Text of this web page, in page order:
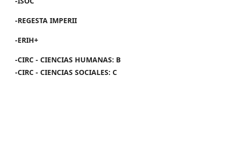
-REGESTA IMPERII
-ERIH+
-CIRC - CIENCIAS HUMANAS: B
-CIRC - CIENCIAS SOCIALES: C